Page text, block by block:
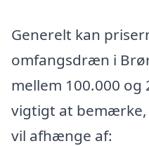
Generelt kan
omfangsdræn i
mellem 100.000 og
vigtigt at bemærke,
vil afhænge af: